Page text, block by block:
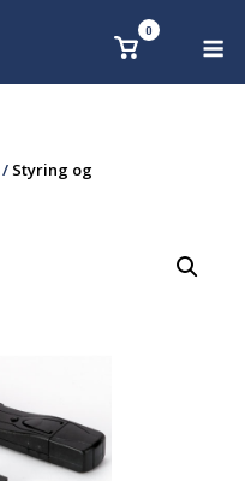
Se 0
/ Styring og